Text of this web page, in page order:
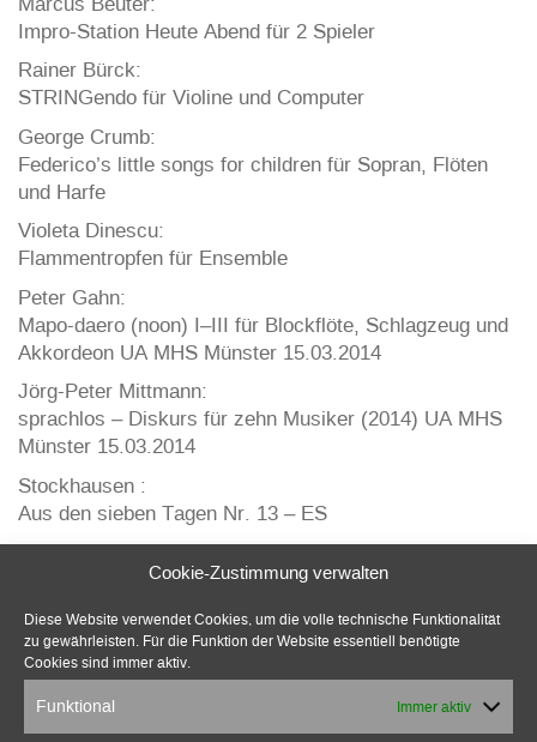
Cookie-Zustimmung verwalten
Diese Website verwendet Cookies, um die volle technische Funktionalität
zu gewährleisten. Für die Funktion der Website essentiell benötigte
Cookies sind immer aktiv.
Funktional Immer aktiv
Impro-Station Heute Abend für 2 Spieler
Rainer Bürck:
STRINGendo für Violine und Computer
George Crumb:
Federico’s little songs for children für Sopran, Flöten
und Harfe
Violeta Dinescu:
Flammentropfen für Ensemble
Peter Gahn:
Mapo-daero (noon) I–III für Blockflöte, Schlagzeug und
Akkordeon UA MHS Münster 15.03.2014
Jörg-Peter Mittmann:
sprachlos – Diskurs für zehn Musiker (2014) UA MHS
Münster 15.03.2014
Stockhausen :
Aus den sieben Tagen Nr. 13 – ES
„colours of my past“, UA Klangzeitfestival Münster
Improvisationskonzepte
Video
Audio